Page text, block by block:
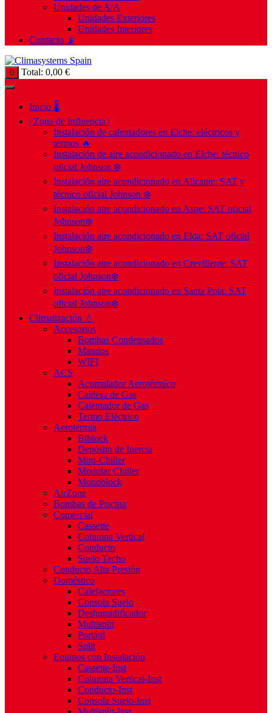
Unidades de A/A
Unidades Exteriores
Unidades Interiores
Contacto 📡
0 Total: 0,00 €
Inicio 🌡️
| Zona de Influencia |
Instalación de calentadores en Elche: eléctricos y
termos 🔥
Instalación de aire acondicionado en Elche: técnico
oficial Johnson ❄️
Instalación aire acondicionado en Alicante: SAT y
técnico oficial Johnson ❄️
Instalación aire acondicionado en Aspe: SAT oficial
Johnson❄️
Instalación aire acondicionado en Elda: SAT oficial
Johnson❄️
Instalación aire acondicionado en Crevillente: SAT
oficial Johnson❄️
Instalación aire acondicionado en Santa Pola: SAT
oficial Johnson❄️
Climatización 💧
Accesorios
Bombas Condensados
Mandos
WIFI
ACS
Acumulador Aerotérmico
Caldera de Gas
Calentador de Gas
Termo Eléctrico
Aerotermia
Biblock
Depósito de Inercia
Mini-Chiller
Modular Chiller
Monoblock
AirZone
Bombas de Piscina
Comercial
Cassette
Columna Vertical
Conducto
Suelo Techo
Conducto Alta Presión
Doméstico
Calefactores
Consola Suelo
Deshumidificador
Multisplit
Portátil
Split
Equipos con Instalación
Cassette-Inst
Columna Vertical-Inst
Conducto-Inst
Consola Suelo-Inst